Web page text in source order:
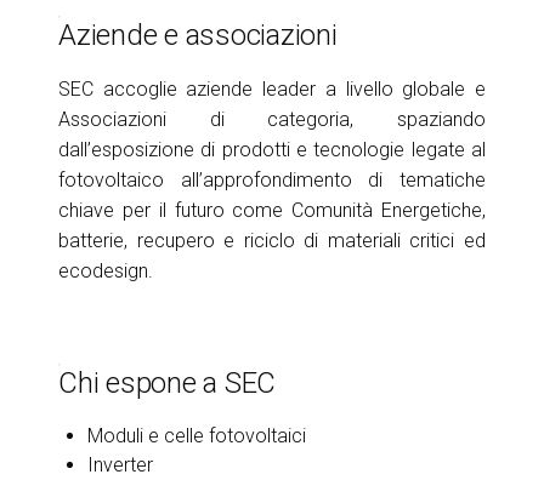
Aziende e associazioni
SEC accoglie aziende leader a livello globale e
Associazioni di categoria, spaziando
dall’esposizione di prodotti e tecnologie legate al
fotovoltaico all’approfondimento di tematiche
chiave per il futuro come Comunità Energetiche,
batterie, recupero e riciclo di materiali critici ed
ecodesign.
Chi espone a SEC
Moduli e celle fotovoltaici
Inverter